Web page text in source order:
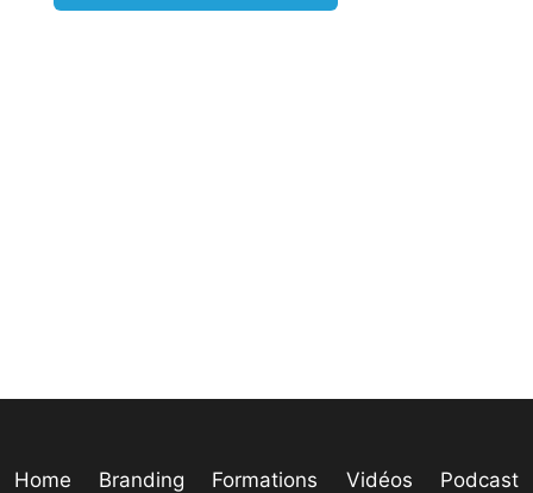
Home Branding Formations Vidéos Podcast